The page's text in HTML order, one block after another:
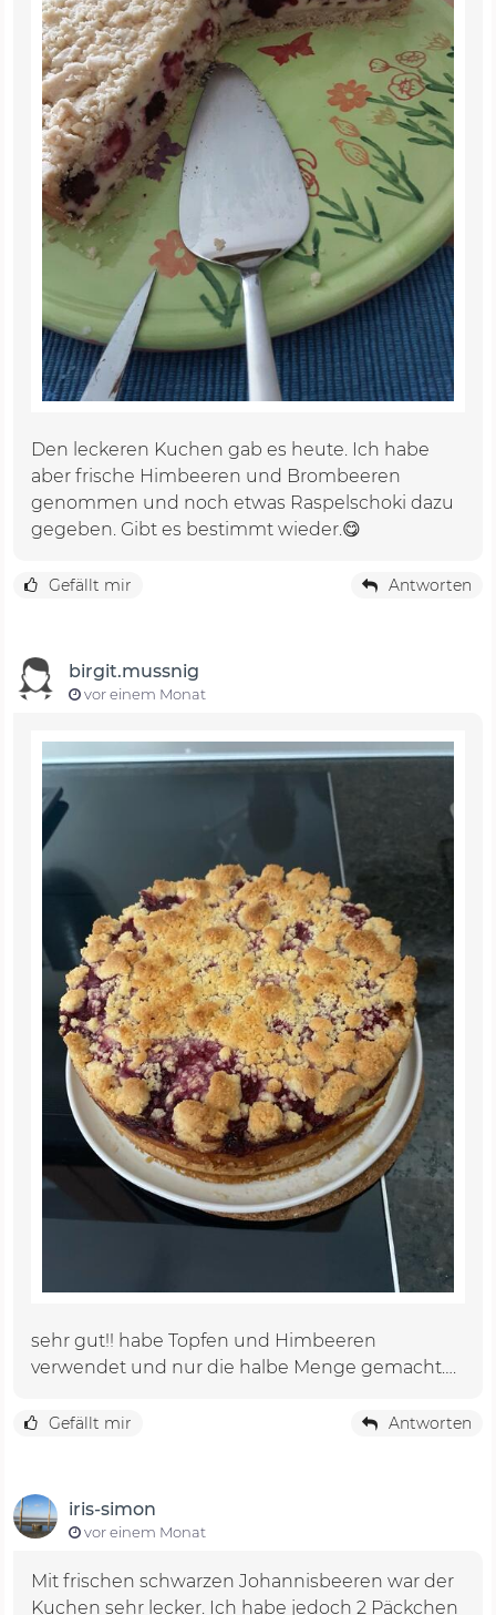
Den leckeren Kuchen gab es heute. Ich habe
aber frische Himbeeren und Brombeeren
genommen und noch etwas Raspelschoki dazu
gegeben. Gibt es bestimmt wieder.😋
Gefällt mir Antworten
birgit.mussnig
vor einem Monat
sehr gut!! habe Topfen und Himbeeren
verwendet und nur die halbe Menge gemacht….
Gefällt mir Antworten
iris-simon
vor einem Monat
Mit frischen schwarzen Johannisbeeren war der
Kuchen sehr lecker. Ich habe jedoch 2 Päckchen